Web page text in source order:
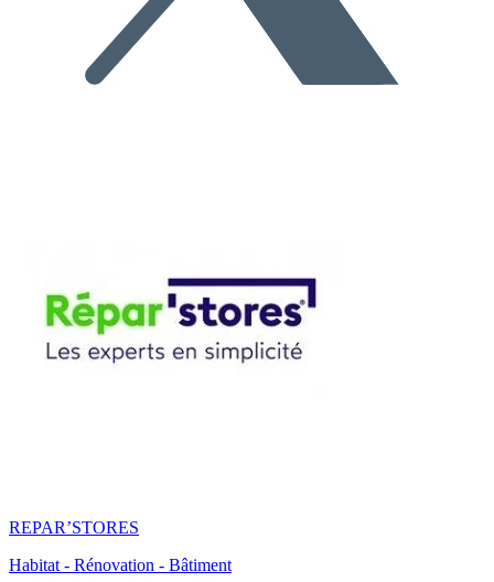
REPAR’STORES
Habitat - Rénovation - Bâtiment